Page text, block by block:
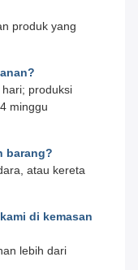
produk yang
produksi
minggu
barang?
atau kereta
di kemasan
lebih dari